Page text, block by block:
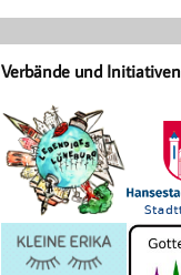
Verbände und Initiativen